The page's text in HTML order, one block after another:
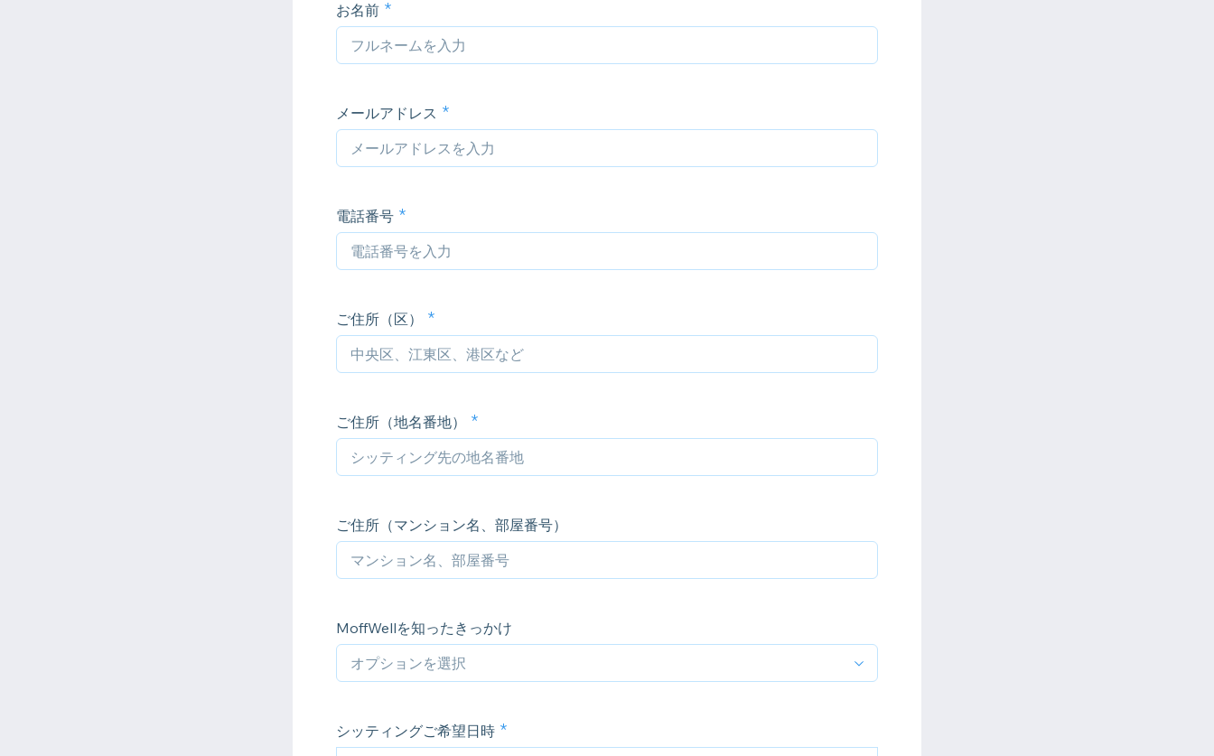
お名前
メールアドレス
電話番号
ご住所（区）
ご住所（地名番地）
ご住所（マンション名、部屋番号）
MoffWellを知ったきっかけ
シッティングご希望日時